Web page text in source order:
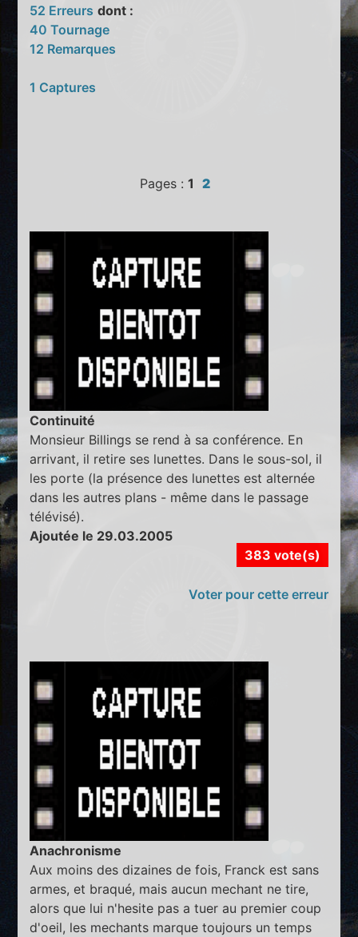
52 Erreurs dont :
40 Tournage
12 Remarques
1 Captures
Pages : 1 2
Continuité
Monsieur Billings se rend à sa conférence. En
arrivant, il retire ses lunettes. Dans le sous-sol, il
les porte (la présence des lunettes est alternée
dans les autres plans - même dans le passage
télévisé).
Ajoutée le 29.03.2005
383 vote(s)
Voter pour cette erreur
Anachronisme
Aux moins des dizaines de fois, Franck est sans
armes, et braqué, mais aucun mechant ne tire,
alors que lui n'hesite pas a tuer au premier coup
d'oeil, les mechants marque toujours un temps